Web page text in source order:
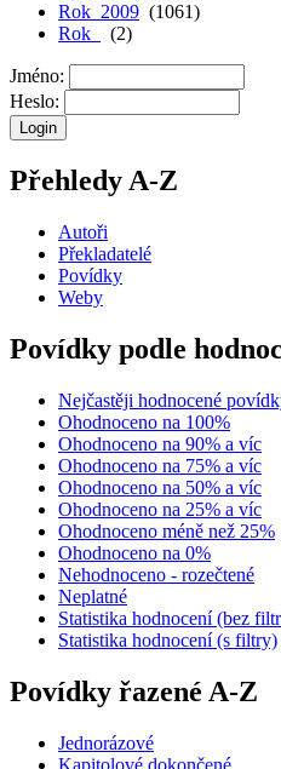
Rok 2009 (1061)
Rok
(2)
Jméno:
Heslo:
Přehledy A-Z
Autoři
Překladatelé
Povídky
Weby
Povídky podle
Nejčastěji hodnocené
Ohodnoceno na 100%
Ohodnoceno na 90% a víc
Ohodnoceno na 75% a víc
Ohodnoceno na 50% a víc
Ohodnoceno na 25% a víc
Ohodnoceno méně než 25%
Ohodnoceno na 0%
Nehodnoceno - rozečtené
Neplatné
Statistika hodnocení (bez
Statistika hodnocení (s filtry)
Povídky řazené A-Z
Jednorázové
Kapitolové dokončené